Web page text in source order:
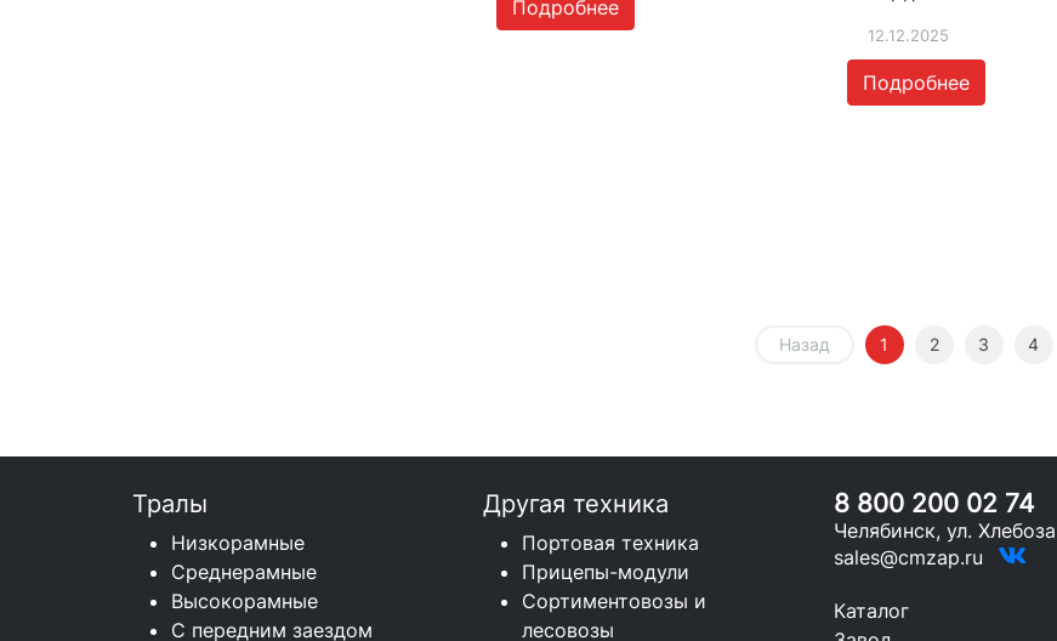
Подробнее
12.12.2025
Подробнее
Назад 1 2 3 4
Тралы
Низкорамные
Среднерамные
Высокорамные
С передним заездом
Другая техника
Портовая техника
Прицепы-модули
Сортиментовозы и
лесовозы
8 800 200 02 74
Челябинск, ул.
sales@cmzap.ru
Каталог